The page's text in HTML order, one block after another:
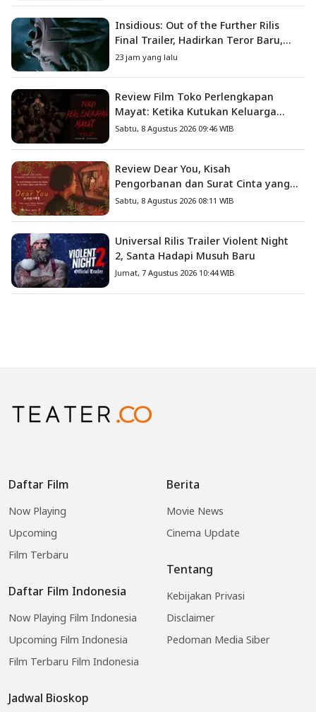
Insidious: Out of the Further Rilis
Final Trailer, Hadirkan Teror Baru,
Iblis Kini Masuk ke Dunia Manusia
23 jam yang lalu
Review Film Toko Perlengkapan
Mayat: Ketika Kutukan Keluarga
Menjadi Sumber Teror yang
Sabtu, 8 Agustus 2026 09:46 WIB
Review Dear You, Kisah
Pengorbanan dan Surat Cinta yang
Menyentuh Hati
Sabtu, 8 Agustus 2026 08:11 WIB
Universal Rilis Trailer Violent Night
2, Santa Hadapi Musuh Baru
Jumat, 7 Agustus 2026 10:44 WIB
Daftar Film
Now Playing
Upcoming
Film Terbaru
Daftar Film Indonesia
Now Playing Film Indonesia
Upcoming Film Indonesia
Film Terbaru Film Indonesia
Jadwal Bioskop
Berita
Movie News
Cinema Update
Tentang
Kebijakan Privasi
Disclaimer
Pedoman Media Siber